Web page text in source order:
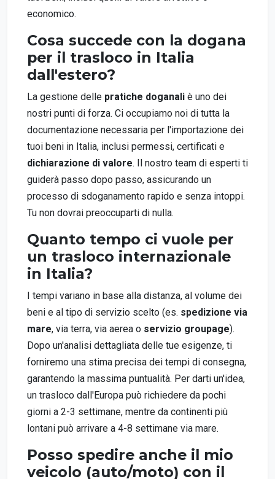
economico.
Cosa succede con la dogana
per il trasloco in Italia
dall'estero?
La gestione delle pratiche doganali è uno dei
nostri punti di forza. Ci occupiamo noi di tutta la
documentazione necessaria per l'importazione dei
tuoi beni in Italia, inclusi permessi, certificati e
dichiarazione di valore. Il nostro team di esperti ti
guiderà passo dopo passo, assicurando un
processo di sdoganamento rapido e senza intoppi.
Tu non dovrai preoccuparti di nulla.
Quanto tempo ci vuole per
un trasloco internazionale
in Italia?
I tempi variano in base alla distanza, al volume dei
beni e al tipo di servizio scelto (es. spedizione via
mare, via terra, via aerea o servizio groupage).
Dopo un'analisi dettagliata delle tue esigenze, ti
forniremo una stima precisa dei tempi di consegna,
garantendo la massima puntualità. Per darti un'idea,
un trasloco dall'Europa può richiedere da pochi
giorni a 2-3 settimane, mentre da continenti più
lontani può arrivare a 4-8 settimane via mare.
Posso spedire anche il mio
veicolo (auto/moto) con il